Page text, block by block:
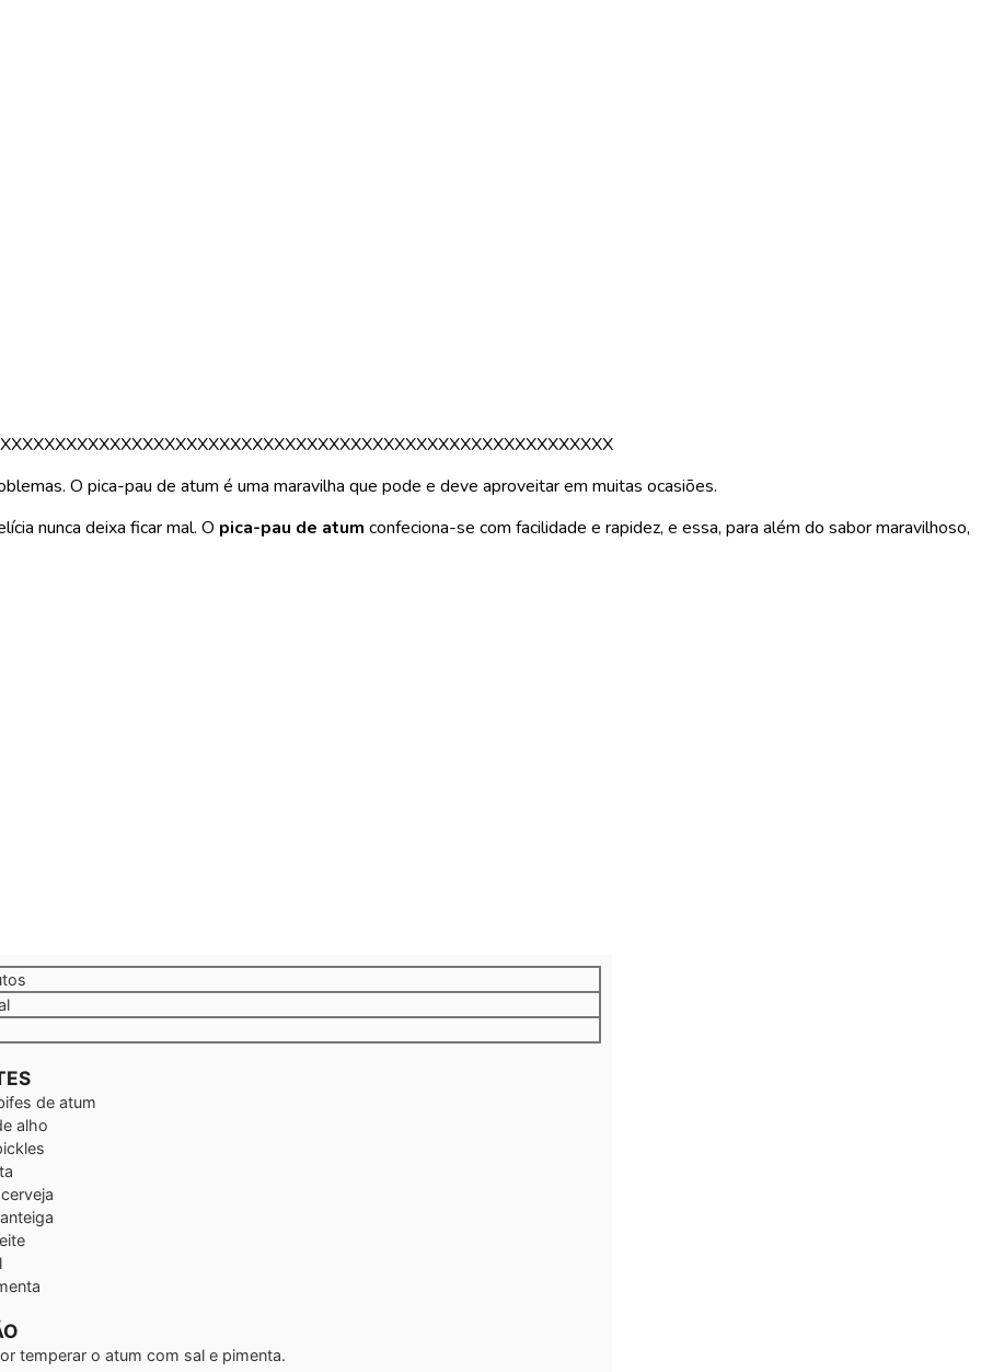
O pica-pau de atum é uma maravilha que pode e deve aproveitar em muitas ocasiões.
nunca deixa ficar mal. O pica-pau de atum confeciona-se com facilidade e rapidez, e essa, para além do sabor maravilhoso,
de atum
alho
temperar o atum com sal e pimenta.